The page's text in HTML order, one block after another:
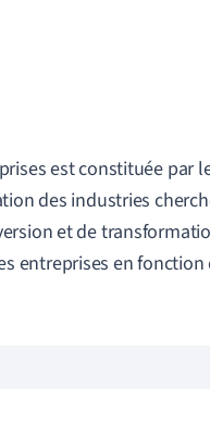
est constituée par
des industries
et de
entreprises en